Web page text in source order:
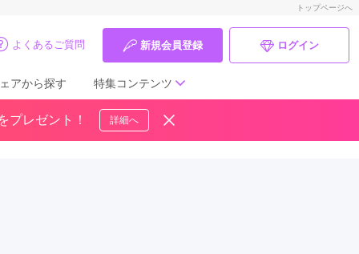
トップページへ
よくあるご質問 新規会員登録 ログイン
アから探す 特集コンテンツ
プレゼント！ 詳細へ